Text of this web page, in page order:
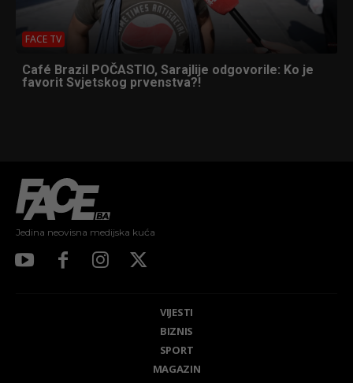
FACE TV
Café Brazil POČASTIO, Sarajlije odgovorile: Ko je
favorit Svjetskog prvenstva?!
Jedina neovisna medijska kuća
VIJESTI
BIZNIS
SPORT
MAGAZIN